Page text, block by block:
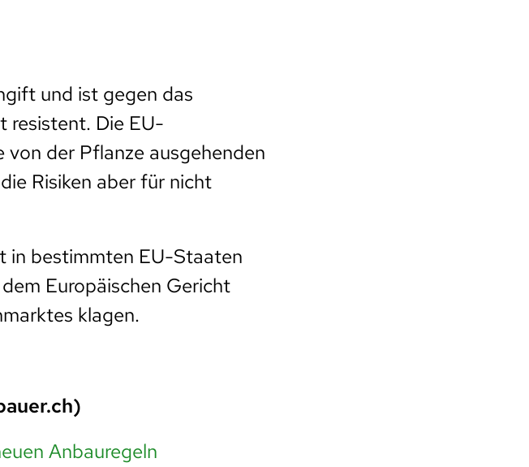
und ist gegen das
resistent. Die EU-
der Pflanze ausgehenden
Risiken aber für nicht
in bestimmten EU-Staaten
Europäischen Gericht
klagen.
Anbauregeln